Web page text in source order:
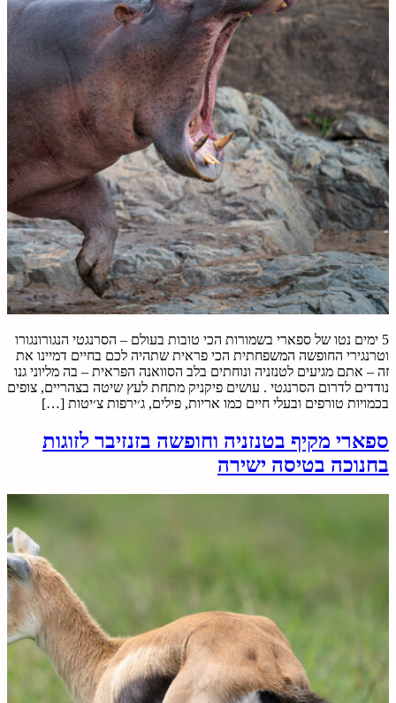
5 ימים נטו של ספארי בשמורות הכי טובות בעולם – הסרנגטי הנגורונגורו
וטרנגירי החופשה המשפחתית הכי פראית שתהיה לכם בחיים דמיינו את
זה – אתם מגיעים לטנזניה ונוחתים בלב הסוואנה הפראית – בה מליוני גנו
נודדים לדרום הסרנגטי . עושים פיקניק מתחת לעץ שיטה בצהריים, צופים
בכמויות טורפים ובעלי חיים כמו אריות, פילים, ג׳ירפות צ׳יטות […]
ספארי מקיף בטנזניה וחופשה בזנזיבר לזוגות
בחנוכה בטיסה ישירה